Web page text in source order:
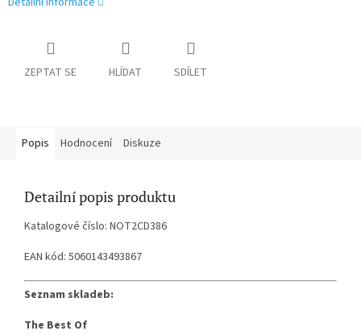
ZEPTAT SE HLÍDAT SDÍLET
Popis Hodnocení Diskuze
Detailní popis produktu
Katalogové číslo: NOT2CD386
EAN kód: 5060143493867
Seznam skladeb:
The Best Of